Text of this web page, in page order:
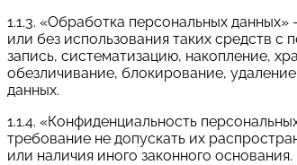
1.1.3. «Обработка персональных
или без использования таких средств
запись, систематизацию, накопление,
обезличивание, блокирование,
данных.
1.1.4. «Конфиденциальность
требование не допускать их
или наличия иного законного основания.